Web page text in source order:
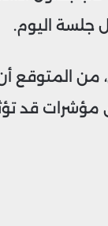
جلسة اليوم.
من
قد